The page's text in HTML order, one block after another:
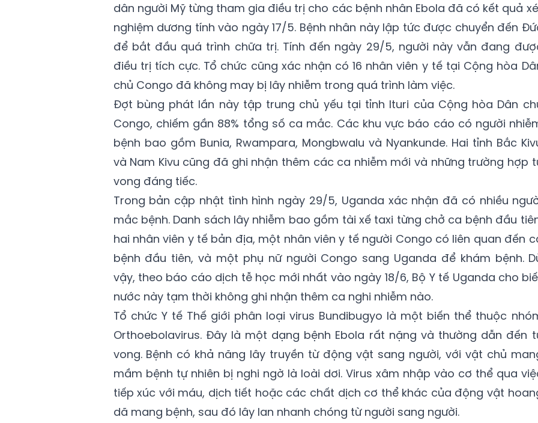
dân người Mỹ từng tham gia điều trị cho các bệnh nhân Ebola đã có kết quả
nghiệm dương tính vào ngày 17/5. Bệnh nhân này lập tức được chuyển đến
để bắt đầu quá trình chữa trị. Tính đến ngày 29/5, người này vẫn đang
điều trị tích cực. Tổ chức cũng xác nhận có 16 nhân viên y tế tại Cộng hòa
chủ Congo đã không may bị lây nhiễm trong quá trình làm việc.
Đợt bùng phát lần này tập trung chủ yếu tại tỉnh Ituri của Cộng hòa Dân
Congo, chiếm gần 88% tổng số ca mắc. Các khu vực báo cáo có người
bệnh bao gồm Bunia, Rwampara, Mongbwalu và Nyankunde. Hai tỉnh Bắc
và Nam Kivu cũng đã ghi nhận thêm các ca nhiễm mới và những trường hợp
vong đáng tiếc.
Trong bản cập nhật tình hình ngày 29/5, Uganda xác nhận đã có nhiều
mắc bệnh. Danh sách lây nhiễm bao gồm tài xế taxi từng chở ca bệnh đầu
hai nhân viên y tế bản địa, một nhân viên y tế người Congo có liên quan đến
bệnh đầu tiên, và một phụ nữ người Congo sang Uganda để khám bệnh.
vậy, theo báo cáo dịch tễ học mới nhất vào ngày 18/6, Bộ Y tế Uganda cho
nước này tạm thời không ghi nhận thêm ca nghi nhiễm nào.
Tổ chức Y tế Thế giới phân loại virus Bundibugyo là một biến thể thuộc
Orthoebolavirus. Đây là một dạng bệnh Ebola rất nặng và thường dẫn đến
vong. Bệnh có khả năng lây truyền từ động vật sang người, với vật chủ
mầm bệnh tự nhiên bị nghi ngờ là loài dơi. Virus xâm nhập vào cơ thể qua
tiếp xúc với máu, dịch tiết hoặc các chất dịch cơ thể khác của động vật
dã mang bệnh, sau đó lây lan nhanh chóng từ người sang người.